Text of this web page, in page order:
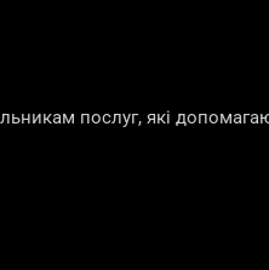
послуг, які